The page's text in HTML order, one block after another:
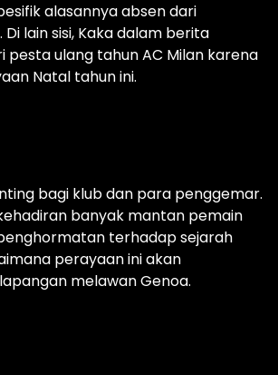
alasannya absen dari
lain sisi, Kaka dalam berita
ulang tahun AC Milan karena
Natal tahun ini.
bagi klub dan para penggemar.
banyak mantan pemain
terhadap sejarah
perayaan ini akan
melawan Genoa.